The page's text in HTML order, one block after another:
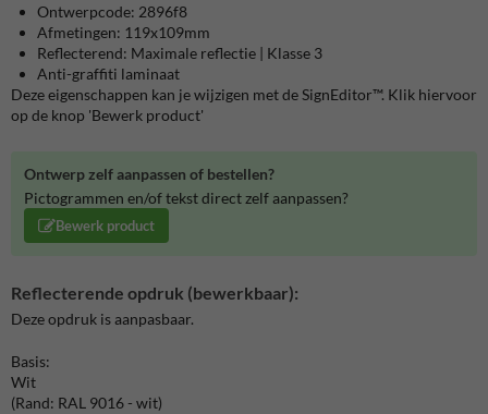
Ontwerpcode: 2896f8
Afmetingen: 119x109mm
Reflecterend: Maximale reflectie | Klasse 3
Anti-graffiti laminaat
Deze eigenschappen kan je wijzigen met de SignEditor™. Klik hiervoor
op de knop 'Bewerk product'
Ontwerp zelf aanpassen of bestellen?
Pictogrammen en/of tekst direct zelf aanpassen?
Bewerk product
Reflecterende opdruk (bewerkbaar):
Deze opdruk is aanpasbaar.
Basis:
Wit
(Rand: RAL 9016 - wit)